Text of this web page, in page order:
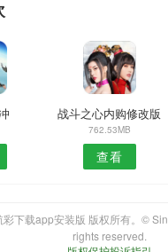
战斗之心内购修改版
762.53MB
查看
下载app安装版 版权所有。©
rights reserved.